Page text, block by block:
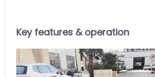
​Key features & operation​